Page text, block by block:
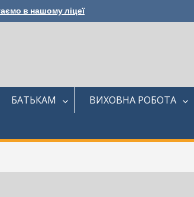
в нашому ліцеї
БАТЬКАМ ВИХОВНА РОБОТА